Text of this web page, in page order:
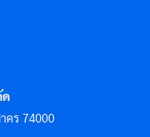
คร 74000